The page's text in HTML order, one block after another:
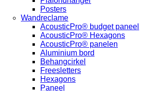
Posters
Wandreclame
AcousticPro® budget paneel
AcousticPro® Hexagons
AcousticPro® panelen
Aluminium bord
Behangcirkel
Freesletters
Hexagons
Paneel